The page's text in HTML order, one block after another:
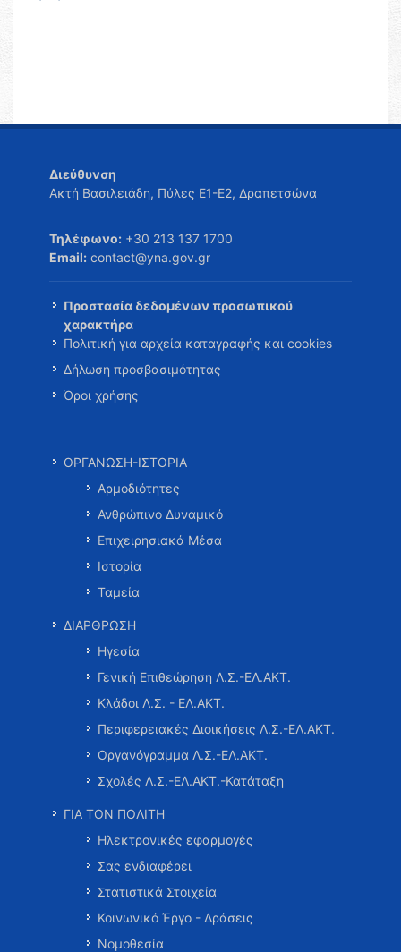
Διεύθυνση
Ακτή Βασιλειάδη, Πύλες Ε1-Ε2, Δραπετσώνα
Τηλέφωνο: +30 213 137 1700
Email: contact@yna.gov.gr
Προστασία δεδομένων προσωπικού
χαρακτήρα
Πολιτική για αρχεία καταγραφής και cookies
Δήλωση προσβασιμότητας
Όροι χρήσης
ΟΡΓΑΝΩΣΗ-ΙΣΤΟΡΙΑ
Αρμοδιότητες
Ανθρώπινο Δυναμικό
Επιχειρησιακά Μέσα
Ιστορία
Ταμεία
ΔΙΑΡΘΡΩΣΗ
Ηγεσία
Γενική Επιθεώρηση Λ.Σ.-ΕΛ.ΑΚΤ.
Κλάδοι Λ.Σ. - ΕΛ.ΑΚΤ.
Περιφερειακές Διοικήσεις Λ.Σ.-ΕΛ.ΑΚΤ.
Οργανόγραμμα Λ.Σ.-ΕΛ.ΑΚΤ.
Σχολές Λ.Σ.-ΕΛ.ΑΚΤ.-Κατάταξη
ΓΙΑ ΤΟΝ ΠΟΛΙΤΗ
Ηλεκτρονικές εφαρμογές
Σας ενδιαφέρει
Στατιστικά Στοιχεία
Κοινωνικό Έργο - Δράσεις
Νομοθεσία